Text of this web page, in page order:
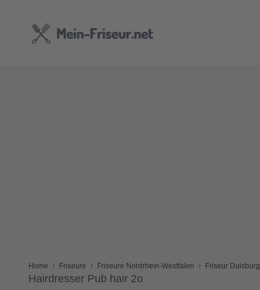
Home Friseure Friseure Nordrhein-Westfalen Friseur Duisburg
Hairdresser Pub hair 2o